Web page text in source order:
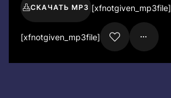
СКАЧАТЬ MP3 [xfnotgiven_mp3file]
[xfnotgiven_mp3file]